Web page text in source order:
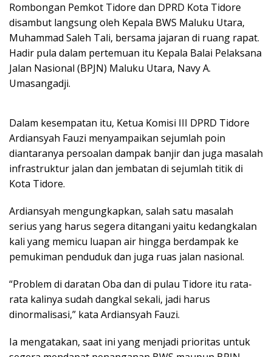
Rombongan Pemkot Tidore dan DPRD Kota Tidore
disambut langsung oleh Kepala BWS Maluku Utara,
Muhammad Saleh Tali, bersama jajaran di ruang rapat.
Hadir pula dalam pertemuan itu Kepala Balai Pelaksana
Jalan Nasional (BPJN) Maluku Utara, Navy A.
Umasangadji.
Dalam kesempatan itu, Ketua Komisi III DPRD Tidore
Ardiansyah Fauzi menyampaikan sejumlah poin
diantaranya persoalan dampak banjir dan juga masalah
infrastruktur jalan dan jembatan di sejumlah titik di
Kota Tidore.
Ardiansyah mengungkapkan, salah satu masalah
serius yang harus segera ditangani yaitu kedangkalan
kali yang memicu luapan air hingga berdampak ke
pemukiman penduduk dan juga ruas jalan nasional.
“Problem di daratan Oba dan di pulau Tidore itu rata-
rata kalinya sudah dangkal sekali, jadi harus
dinormalisasi,” kata Ardiansyah Fauzi.
Ia mengatakan, saat ini yang menjadi prioritas untuk